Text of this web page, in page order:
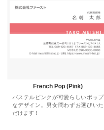
French Pop (Pink)
パステルピンクが可愛らしいポップ
なデザイン。男女問わずお選びいた
だけます！